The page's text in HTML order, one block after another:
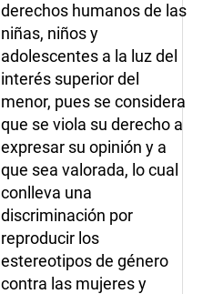
derechos humanos de las
niñas, niños y
adolescentes a la luz del
interés superior del
menor, pues se considera
que se viola su derecho a
expresar su opinión y a
que sea valorada, lo cual
conlleva una
discriminación por
reproducir los
estereotipos de género
contra las mujeres y